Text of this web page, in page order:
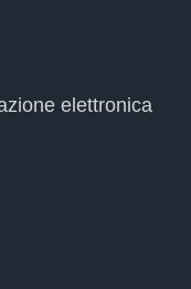
elettronica